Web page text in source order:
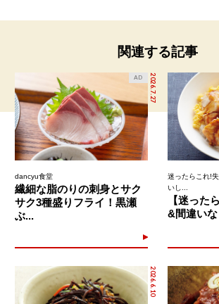
関連する記事
2026.7.27
AD
dancyu食堂
繊細な脂のりの刺身とサク
サク3種盛りフライ！黒瀬
ぶ...
迷ったらこれ!
いし...
【迷った
&間違い
2026.6.10